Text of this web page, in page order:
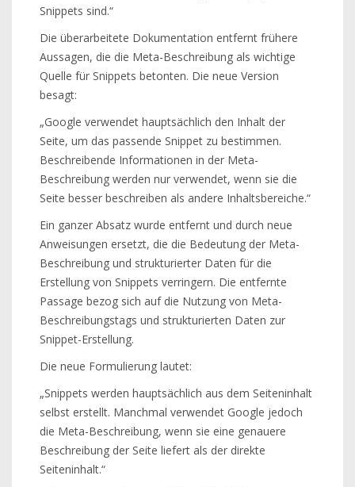
Snippets sind.“
Die überarbeitete Dokumentation entfernt frühere
Aussagen, die die Meta-Beschreibung als wichtige
Quelle für Snippets betonten. Die neue Version
besagt:
„Google verwendet hauptsächlich den Inhalt der
Seite, um das passende Snippet zu bestimmen.
Beschreibende Informationen in der Meta-
Beschreibung werden nur verwendet, wenn sie die
Seite besser beschreiben als andere Inhaltsbereiche.“
Ein ganzer Absatz wurde entfernt und durch neue
Anweisungen ersetzt, die die Bedeutung der Meta-
Beschreibung und strukturierter Daten für die
Erstellung von Snippets verringern. Die entfernte
Passage bezog sich auf die Nutzung von Meta-
Beschreibungstags und strukturierten Daten zur
Snippet-Erstellung.
Die neue Formulierung lautet:
„Snippets werden hauptsächlich aus dem Seiteninhalt
selbst erstellt. Manchmal verwendet Google jedoch
die Meta-Beschreibung, wenn sie eine genauere
Beschreibung der Seite liefert als der direkte
Seiteninhalt.“